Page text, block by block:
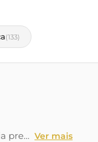
(133)
pre… Ver mais